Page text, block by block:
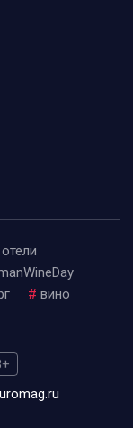
отели
# вино